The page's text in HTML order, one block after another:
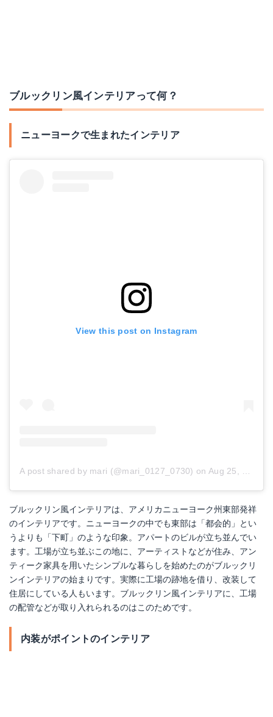
ブルックリン風インテリアって何？
ニューヨークで生まれたインテリア
View this post on Instagram
A post shared by mari (@mari_0127_0730) on Aug 25, 2018 at 5:14am PDT
ブルックリン風インテリアは、アメリカニューヨーク州東部発祥
のインテリアです。ニューヨークの中でも東部は「都会的」とい
うよりも「下町」のような印象。アパートのビルが立ち並んでい
ます。工場が立ち並ぶこの地に、アーティストなどが住み、アン
ティーク家具を用いたシンプルな暮らしを始めたのがブルックリ
ンインテリアの始まりです。実際に工場の跡地を借り、改装して
住居にしている人もいます。ブルックリン風インテリアに、工場
の配管などが取り入れられるのはこのためです。
内装がポイントのインテリア